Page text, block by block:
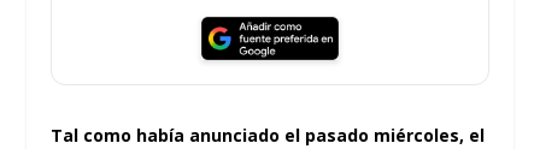
Tal como había anunciado el pasado miércoles, el